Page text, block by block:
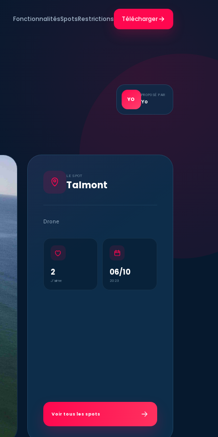
FonctionnalitésSpotsRestrictions Télécharger
YO
PROPOSÉ PAR
Yo
LE SPOT
Talmont
Drone
2
J’aime
06/10
2023
Voir tous les spots